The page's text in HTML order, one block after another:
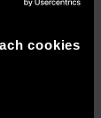
cookies